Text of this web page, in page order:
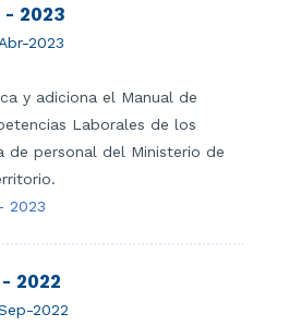
- 2023
2023
y adiciona el Manual de
Laborales de los
de personal del Ministerio de
2023
2022
2022